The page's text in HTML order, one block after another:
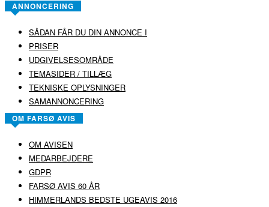
ANNONCERING
SÅDAN FÅR DU DIN ANNONCE I
PRISER
UDGIVELSESOMRÅDE
TEMASIDER / TILLÆG
TEKNISKE OPLYSNINGER
SAMANNONCERING
OM FARSØ AVIS
OM AVISEN
MEDARBEJDERE
GDPR
FARSØ AVIS 60 ÅR
HIMMERLANDS BEDSTE UGEAVIS 2016